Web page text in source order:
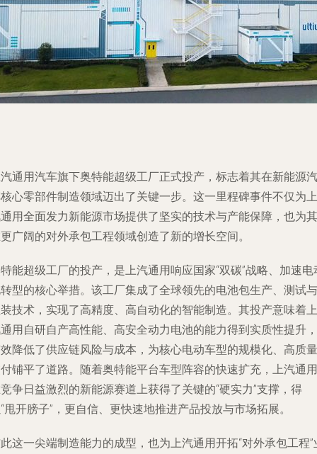
通用汽车旗下奥特能超级工厂正式投产，标志着其在新能源汽
心零部件制造领域迈出了关键一步。这一里程碑事件不仅为上
用全面发力新能源市场提供了坚实的技术与产能保障，也为其
广阔的对外承包工程领域创造了新的增长空间。
能超级工厂的投产，是上汽通用响应国家“双碳”战略、加速电
型的核心举措。该工厂集成了全球领先的电池包生产、测试与
技术，实现了高精度、高自动化的智能制造。其投产意味着上
用自研自产高性能、高安全动力电池的能力得到实质性提升，
降低了供应链风险与成本，为核心电动车型的规模化、高质量
铺平了道路。随着奥特能平台车型阵容的快速扩充，上汽通用
争日益激烈的新能源赛道上获得了关键的“硬实力”支撑，得
甩开膀子”，更自信、更快速地推进产品投放与市场拓展。
这一尖端制造能力的成型，也为上汽通用开拓“对外承包工程”